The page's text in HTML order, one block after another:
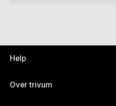
Help
Over trivum